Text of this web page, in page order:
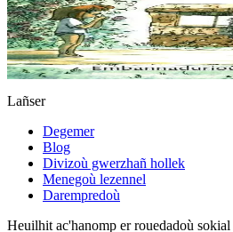
“Setu-me dihunet trumm, spontet gant
vrumenn ma daoulagad e tamwelan
c’hann oc’h en em silañ dre wask an...
Er stok5,60 €
Lañser
Degemer
Blog
Divizoù gwerzhañ hollek
Menegoù lezennel
Darempredoù
Heuilhit ac'hanomp er rouedadoù sokial